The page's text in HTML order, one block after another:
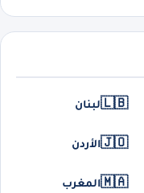
🇱🇧لبنان
🇯🇴الأردن
🇲🇦المغرب